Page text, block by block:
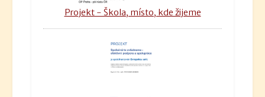
Projekt - Škola, místo, kde žijeme